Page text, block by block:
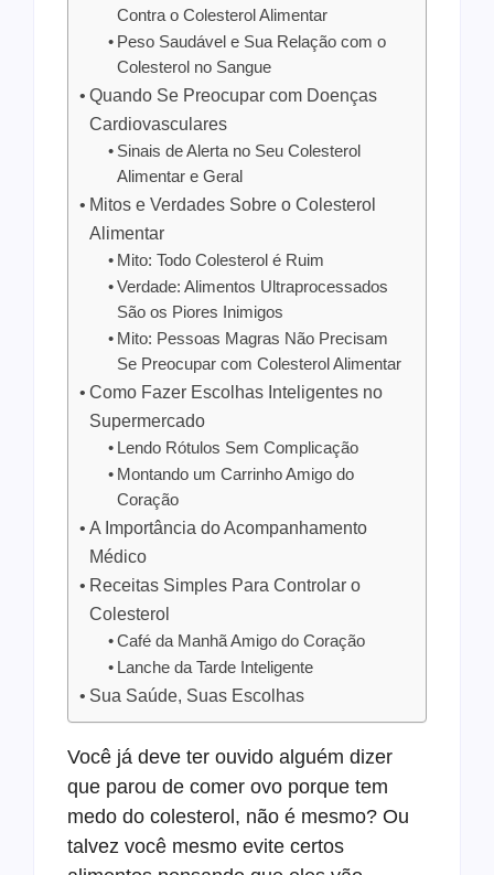
Contra o Colesterol Alimentar
Peso Saudável e Sua Relação com o
Colesterol no Sangue
Quando Se Preocupar com Doenças
Cardiovasculares
Sinais de Alerta no Seu Colesterol
Alimentar e Geral
Mitos e Verdades Sobre o Colesterol
Alimentar
Mito: Todo Colesterol é Ruim
Verdade: Alimentos Ultraprocessados
São os Piores Inimigos
Mito: Pessoas Magras Não Precisam
Se Preocupar com Colesterol Alimentar
Como Fazer Escolhas Inteligentes no
Supermercado
Lendo Rótulos Sem Complicação
Montando um Carrinho Amigo do
Coração
A Importância do Acompanhamento
Médico
Receitas Simples Para Controlar o
Colesterol
Café da Manhã Amigo do Coração
Lanche da Tarde Inteligente
Sua Saúde, Suas Escolhas
Você já deve ter ouvido alguém dizer
que parou de comer ovo porque tem
medo do colesterol, não é mesmo? Ou
talvez você mesmo evite certos